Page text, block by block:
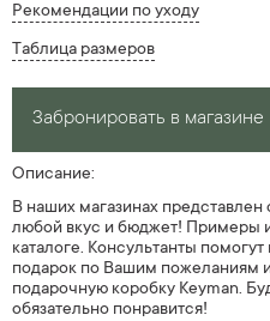
Рекомендации по уходу
Таблица размеров
Забронировать в магазине
Описание:
В наших магазинах
любой вкус и бюджет! Примеры
каталоге. Консультанты
подарок по Вашим пожеланиям
подарочную коробку Keyman.
обязательно понравится!